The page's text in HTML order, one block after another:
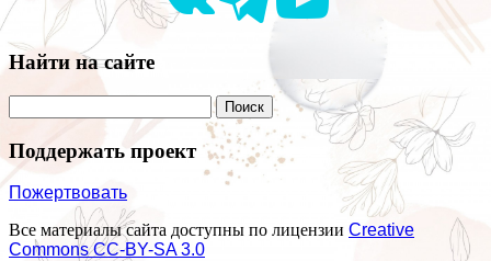
Найти на сайте
Поддержать проект
Пожертвовать
Все материалы сайта доступны по лицензии Creative
Commons СС-BY-SA 3.0